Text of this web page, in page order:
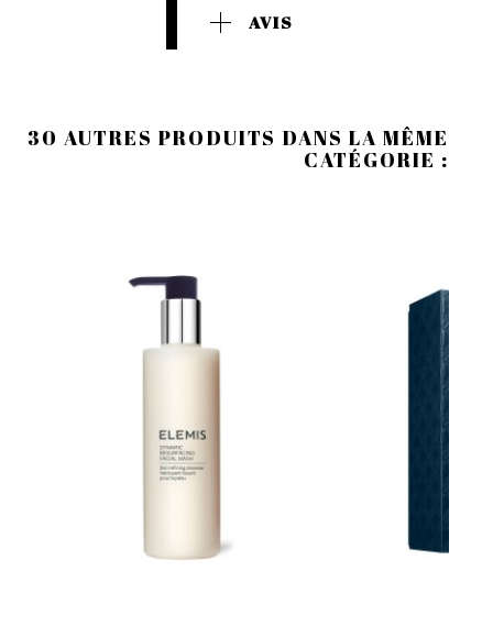
AVIS
30 AUTRES PRODUITS DANS LA MÊME
CATÉGORIE :